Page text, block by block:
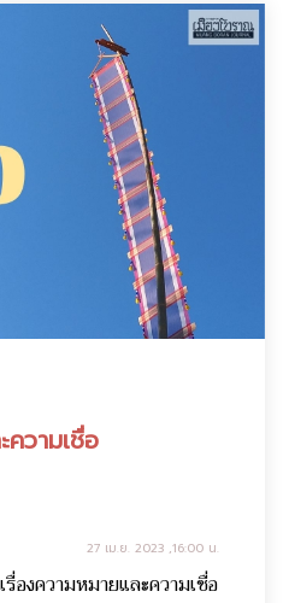
ความเชื่อ
27 เม.ย. 2023 ,16:00 น.
องความหมายและความเชื่อ